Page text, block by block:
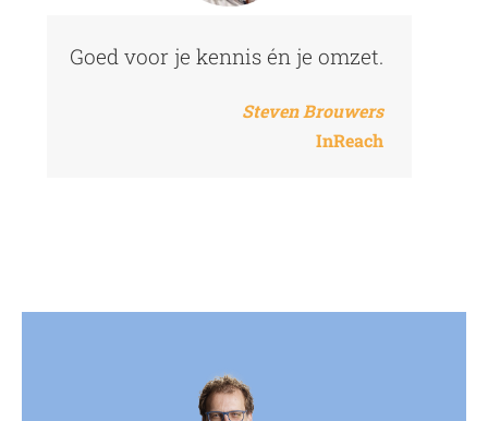
Goed voor je kennis én je omzet.
Steven Brouwers
InReach